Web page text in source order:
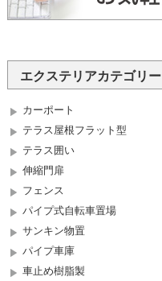
エクステリアカテゴリー
カーポート
テラス屋根フラット型
テラス囲い
伸縮門扉
フェンス
パイプ式自転車置場
サンキン物置
パイプ車庫
車止め樹脂製